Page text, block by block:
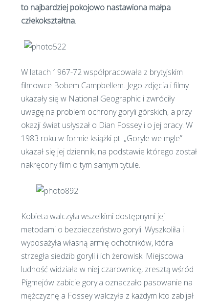
to najbardziej pokojowo nastawiona małpa
człekokształtna.
W latach 1967-72 współpracowała z brytyjskim
filmowce Bobem Campbellem. Jego zdjęcia i filmy
ukazały się w National Geographic i zwróciły
uwagę na problem ochrony goryli górskich, a przy
okazji świat usłyszał o Dian Fossey i o jej pracy. W
1983 roku w formie książki pt. „Goryle we mgle”
ukazał się jej dziennik, na podstawie którego został
nakręcony film o tym samym tytule.
Kobieta walczyła wszelkimi dostępnymi jej
metodami o bezpieczeństwo goryli. Wyszkoliła i
wyposażyła własną armię ochotników, która
strzegła siedzib goryli i ich żerowisk. Miejscowa
ludność widziała w niej czarownicę, zresztą wśród
Pigmejów zabicie goryla oznaczało pasowanie na
mężczyznę a Fossey walczyła z każdym kto zabijał